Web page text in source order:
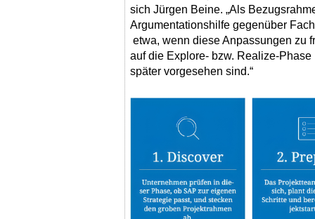
sich Jürgen Beine. „Als
Argumentationshilfe gegenüber
etwa, wenn diese Anpassungen zu
auf die Explore- bzw. Realize-
später vorgesehen sind.“